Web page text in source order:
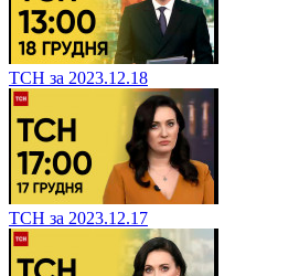
ТСН за 2023.12.18
ТСН за 2023.12.17